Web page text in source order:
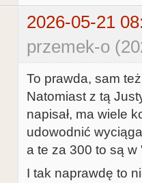
2026-05-21
przemek-o
To prawda, sam
Natomiast z tą
napisał, ma wiele
udowodnić
a te za 300 to są w
I tak naprawdę to